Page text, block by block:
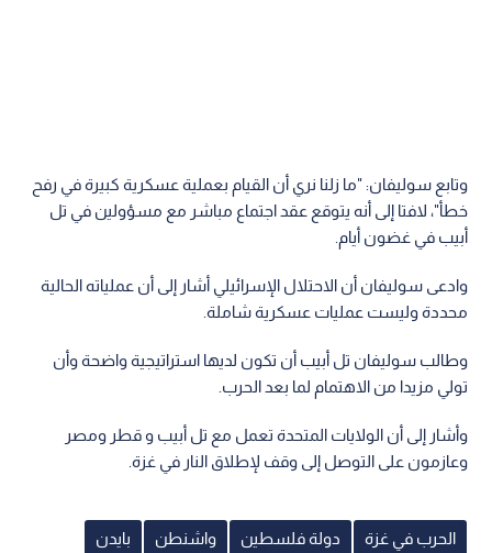
وتابع سوليفان: "ما زلنا نري أن القيام بعملية عسكرية كبيرة في رفح
خطأ"، لافتا إلى أنه يتوقع عقد اجتماع مباشر مع مسؤولين في تل
أبيب في غضون أيام.
وادعى سوليفان أن الاحتلال الإسرائيلي أشار إلى أن عملياته الحالية
محددة وليست عمليات عسكرية شاملة.
وطالب سوليفان تل أبيب أن تكون لديها استراتيجية واضحة وأن
تولي مزيدا من الاهتمام لما بعد الحرب.
وأشار إلى أن الولايات المتحدة تعمل مع تل أبيب و قطر ومصر
وعازمون على التوصل إلى وقف لإطلاق النار في غزة.
الحرب في غزة دولة فلسطين واشنطن بايدن